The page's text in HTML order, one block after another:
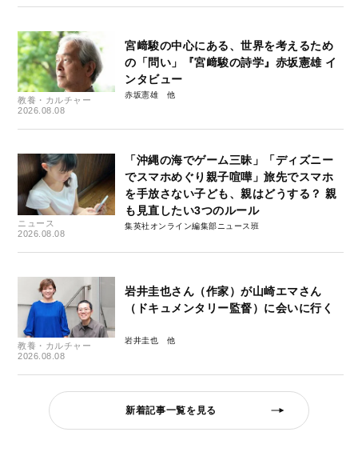
教養・カルチャー
2026.08.08
宮﨑駿の中心にある、世界を考えるため
の「問い」『宮﨑駿の詩学』赤坂憲雄 イ
ンタビュー
赤坂憲雄
ニュース
2026.08.08
「沖縄の海でゲーム三昧」「ディズニー
でスマホめぐり親子喧嘩」旅先でスマホ
を手放さない子ども、親はどうする？ 親
も見直したい3つのルール
集英社オンライン編集部ニュース班
教養・カルチャー
2026.08.08
岩井圭也さん（作家）が山崎エマさん
（ドキュメンタリー監督）に会いに行く
岩井圭也
新着記事一覧を見る